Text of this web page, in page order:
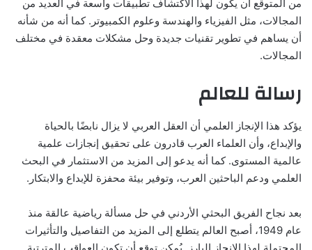
من المتوقع أن يكون لهذا الاكتشاف تطبيقات واسعة في العديد من
المجالات، مثل الفيزياء والهندسة وعلوم الكمبيوتر. كما أنه من شأنه
أن يساهم في تطوير تقنيات جديدة وحل مشكلات معقدة في مختلف
المجالات.
رسالة للعالم
يؤكد هذا الإنجاز العلمي أن العقل العربي لا يزال نابضًا بالحياة
والإبداع، وأن العلماء العرب قادرون على تحقيق إنجازات علمية
عالمية المستوى. كما أنه يدعو إلى المزيد من الاستثمار في البحث
العلمي ودعم الباحثين العرب، وتوفير بيئة محفزة للإبداع والابتكار.
بعد نجاح الفريق البحثي الأردني في حل مسألة رياضية عالقة منذ
عام 1949، أصبح العالم يتطلع إلى المزيد من التفاصيل والتأثيرات
المحتملة لهذا الإنجاز البارز. يُمكن توقع أن تكون العواقب المترتبة